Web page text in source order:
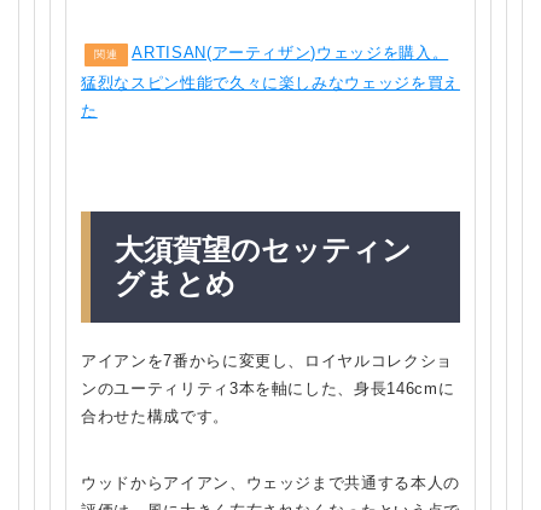
関連
ARTISAN(アーティザン)ウェッジを購入。
猛烈なスピン性能で久々に楽しみなウェッジを買え
た
大須賀望のセッティン
グまとめ
アイアンを7番からに変更し、ロイヤルコレクショ
ンのユーティリティ3本を軸にした、身長146cmに
合わせた構成です。
ウッドからアイアン、ウェッジまで共通する本人の